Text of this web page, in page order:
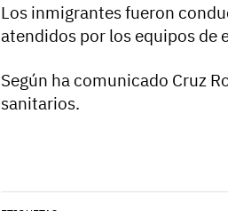
Los inmigrantes fueron
atendidos por los equipos de
Según ha comunicado Cruz
sanitarios.